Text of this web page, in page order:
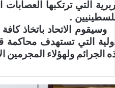
التي ترتكبها
.
وسيقوم الاتحاد باتخاذ
التي تستهدف محاكمة
الجرائم ولهؤلاء المجرمين